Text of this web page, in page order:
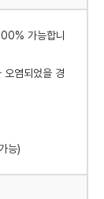
가능합니
오염되었을 경
능)